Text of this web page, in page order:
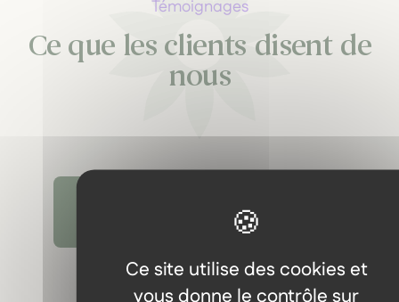
Ce site utilise des cookies et
vous donne le contrôle sur
Témoignages
Ce que les clients disent de
nous
Découvrir tous les témoignages